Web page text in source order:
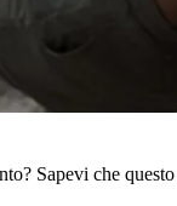
Sapevi che